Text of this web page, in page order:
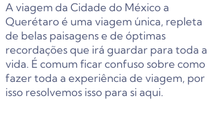
A viagem da Cidade do México a
Querétaro é uma viagem única, repleta
de belas paisagens e de óptimas
recordações que irá guardar para toda a
vida. É comum ficar confuso sobre como
fazer toda a experiência de viagem, por
isso resolvemos isso para si aqui.